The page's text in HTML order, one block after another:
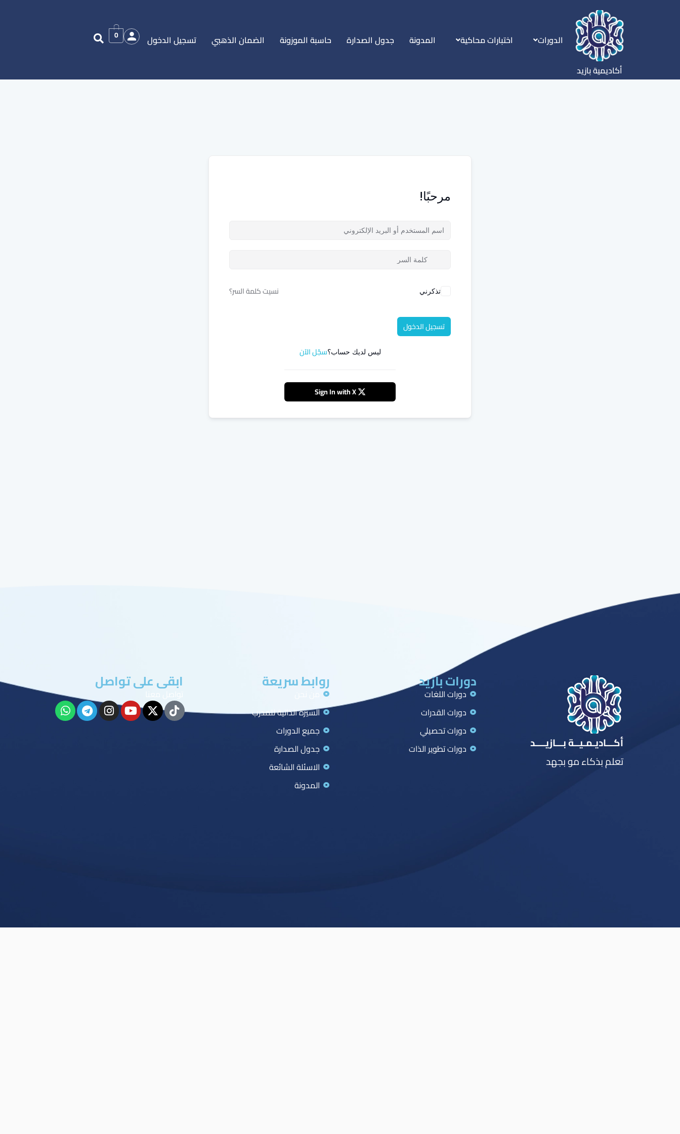
أكاديمية بازيد
الدورات اختبارات محاكية المدونة جدول الصدارة حاسبة الموزونة الضمان الذهبي تسجيل الدخول 0
مرحبًا!
تذكرني نسيت كلمة السر؟
تسجيل الدخول
ليس لديك حساب؟سجّل الآن
Sign In with X
أكـــاديـمـيــة بـــازيــــد
تعلم بذكاء مو بجهد
دورات بازيد
دورات اللغات
دورات القدرات
دورات تحصيلي
دورات تطوير الذات
روابط سريعة
السيرة الذاتية للمدرب
جميع الدورات
جدول الصدارة
الاسئلة الشائعة
المدونة
ابقى على تواصل